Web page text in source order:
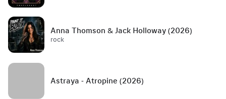
Anna Thomson & Jack Holloway (2026)
rock
Astraya - Atropine (2026)